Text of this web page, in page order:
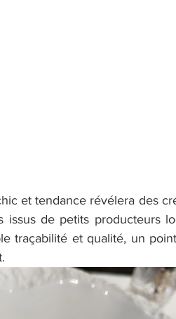
et tendance révélera des
issus de petits producteurs
traçabilité et qualité, un